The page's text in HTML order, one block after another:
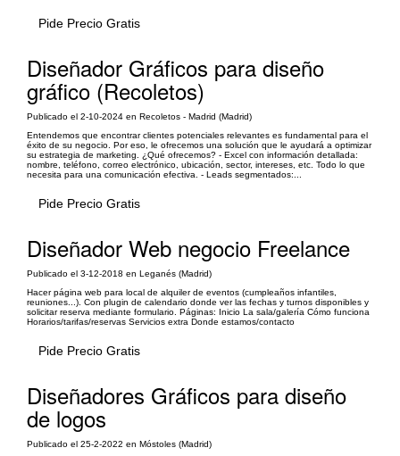
Pide Precio Gratis
Diseñador Gráficos para diseño
gráfico (Recoletos)
Publicado el 2-10-2024 en Recoletos - Madrid (Madrid)
Entendemos que encontrar clientes potenciales relevantes es fundamental para el
éxito de su negocio. Por eso, le ofrecemos una solución que le ayudará a optimizar
su estrategia de marketing. ¿Qué ofrecemos? - Excel con información detallada:
nombre, teléfono, correo electrónico, ubicación, sector, intereses, etc. Todo lo que
necesita para una comunicación efectiva. - Leads segmentados:...
Pide Precio Gratis
Diseñador Web negocio Freelance
Publicado el 3-12-2018 en Leganés (Madrid)
Hacer página web para local de alquiler de eventos (cumpleaños infantiles,
reuniones...). Con plugin de calendario donde ver las fechas y turnos disponibles y
solicitar reserva mediante formulario. Páginas: Inicio La sala/galería Cómo funciona
Horarios/tarifas/reservas Servicios extra Donde estamos/contacto
Pide Precio Gratis
Diseñadores Gráficos para diseño
de logos
Publicado el 25-2-2022 en Móstoles (Madrid)